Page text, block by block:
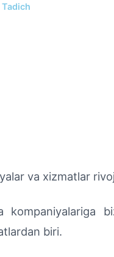
va xizmatlar
biri.